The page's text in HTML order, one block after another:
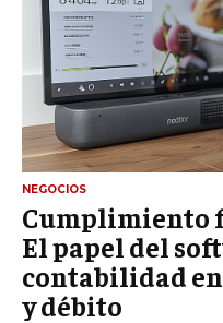
NEGOCIOS
Cumplimiento
El papel del
contabilidad
y débito